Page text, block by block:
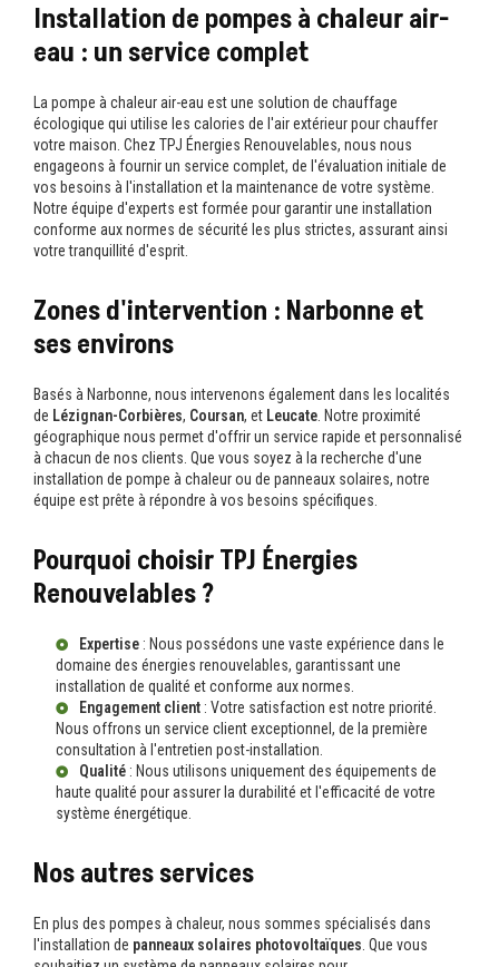
Installation de pompes à chaleur air-
eau : un service complet
La pompe à chaleur air-eau est une solution de chauffage
écologique qui utilise les calories de l'air extérieur pour chauffer
votre maison. Chez TPJ Énergies Renouvelables, nous nous
engageons à fournir un service complet, de l'évaluation initiale de
vos besoins à l'installation et la maintenance de votre système.
Notre équipe d'experts est formée pour garantir une installation
conforme aux normes de sécurité les plus strictes, assurant ainsi
votre tranquillité d'esprit.
Zones d'intervention : Narbonne et
ses environs
Basés à Narbonne, nous intervenons également dans les localités
de Lézignan-Corbières, Coursan, et Leucate . Notre proximité
géographique nous permet d'offrir un service rapide et personnalisé
à chacun de nos clients. Que vous soyez à la recherche d'une
installation de pompe à chaleur ou de panneaux solaires, notre
équipe est prête à répondre à vos besoins spécifiques.
Pourquoi choisir TPJ Énergies
Renouvelables ?
Expertise : Nous possédons une vaste expérience dans le
domaine des énergies renouvelables, garantissant une
installation de qualité et conforme aux normes.
Engagement client : Votre satisfaction est notre priorité.
Nous offrons un service client exceptionnel, de la première
consultation à l'entretien post-installation.
Qualité : Nous utilisons uniquement des équipements de
haute qualité pour assurer la durabilité et l'efficacité de votre
système énergétique.
Nos autres services
En plus des pompes à chaleur, nous sommes spécialisés dans
l'installation de panneaux solaires photovoltaïques . Que vous